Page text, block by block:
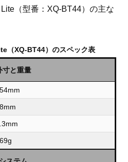
（型番：XQ-BT44）の主な
（XQ-BT44）のスペック表
寸と重量